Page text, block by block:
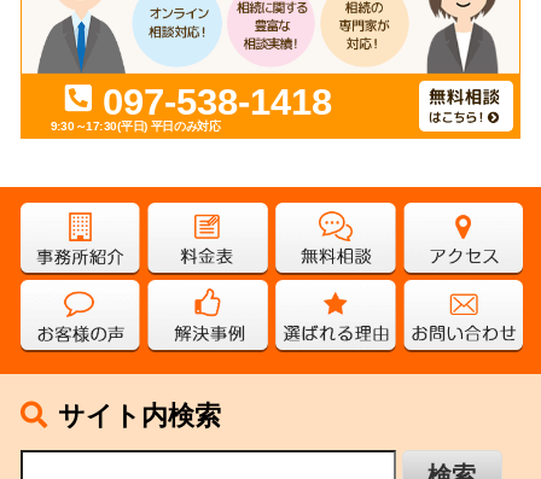
097-538-1418
9:30～17:30(平日) 平日のみ対応
サイト内検索